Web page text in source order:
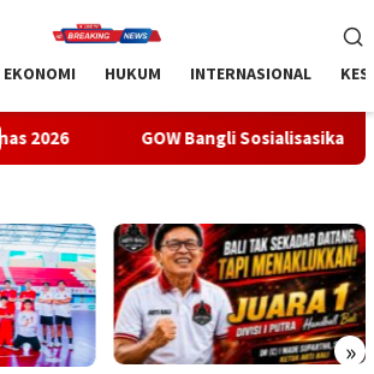
EKONOMI HUKUM INTERNASIONAL
GOW Bangli Sosialisasikan Pencegahan
»